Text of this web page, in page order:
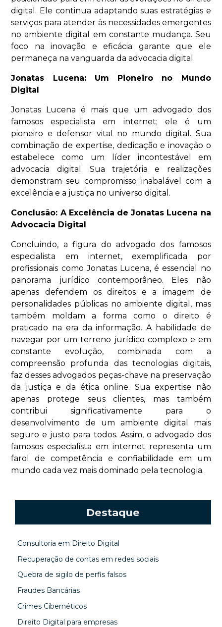
digital. Ele continua adaptando suas estratégias e
serviços para atender às necessidades emergentes
no ambiente digital em constante mudança. Seu
foco na inovação e eficácia garante que ele
permaneça na vanguarda da advocacia digital.
Jonatas Lucena: Um Pioneiro no Mundo
Digital
Jonatas Lucena é mais que um advogado dos
famosos especialista em internet; ele é um
pioneiro e defensor vital no mundo digital. Sua
combinação de expertise, dedicação e inovação o
estabelece como um líder incontestável em
advocacia digital. Sua trajetória e realizações
demonstram seu compromisso inabalável com a
excelência e a justiça no universo digital.
Conclusão: A Excelência de Jonatas Lucena na
Advocacia Digital
Concluindo, a figura do advogado dos famosos
especialista em internet, exemplificada por
profissionais como Jonatas Lucena, é essencial no
panorama jurídico contemporâneo. Eles não
apenas defendem os direitos e a imagem de
personalidades públicas no ambiente digital, mas
também moldam a forma como o direito é
praticado na era da informação. A habilidade de
navegar por um terreno jurídico complexo e em
constante evolução, combinada com a
compreensão profunda das tecnologias digitais,
faz desses advogados peças-chave na preservação
da justiça e da ética online. Sua expertise não
apenas protege seus clientes, mas também
contribui significativamente para o
desenvolvimento de um ambiente digital mais
seguro e justo para todos. Assim, o advogado dos
famosos especialista em internet representa um
farol de competência e confiabilidade em um
mundo cada vez mais dominado pela tecnologia.
Destaque
Consultoria em Direito Digital
Recuperação de contas em redes sociais
Quebra de sigilo de perfis falsos
Fraudes Bancárias
Crimes Cibernéticos
Direito Digital para empresas